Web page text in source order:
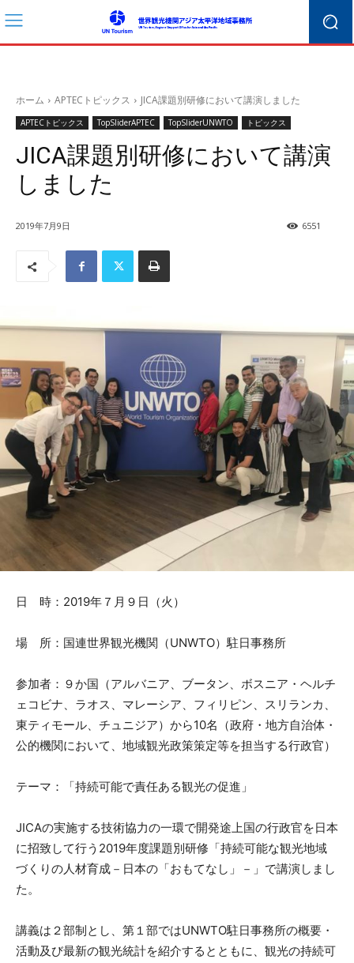
ホーム APTECトピックス JICA課題別研修において講演しました
APTECトピックス TopSliderAPTEC TopSliderUNWTO トピックス
JICA課題別研修において講演
しました
2019年7月9日 6551
日 時：2019年７月９日（火）
場 所：国連世界観光機関（UNWTO）駐日事務所
参加者：９か国（アルバニア、ブータン、ボスニア・ヘルチ
ェコビナ、ラオス、マレーシア、フィリピン、スリランカ、
東ティモール、チュニジア）から10名（政府・地方自治体・
公的機関において、地域観光政策策定等を担当する行政官）
テーマ：「持続可能で責任ある観光の促進」
JICAの実施する技術協力の一環で開発途上国の行政官を日本
に招致して行う2019年度課題別研修「持続可能な観光地域
づくりの人材育成－日本の「おもてなし」－」で講演しまし
た。
講義は２部制とし、第１部ではUNWTO駐日事務所の概要・
活動及び最新の観光統計を紹介するとともに、観光の持続可